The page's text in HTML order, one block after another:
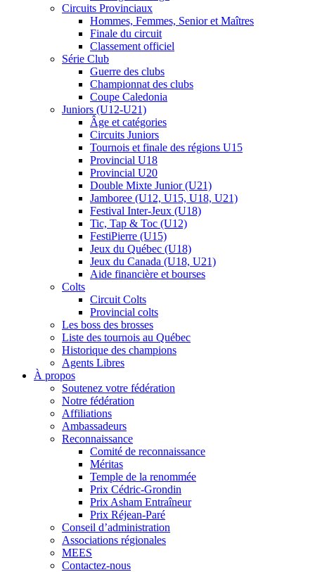
Circuits Provinciaux
Hommes, Femmes, Senior et Maîtres
Finale du circuit
Classement officiel
Série Club
Guerre des clubs
Championnat des clubs
Coupe Caledonia
Juniors (U12-U21)
Âge et catégories
Circuits Juniors
Tournois et finale des régions U15
Provincial U18
Provincial U20
Double Mixte Junior (U21)
Jamboree (U12, U15, U18, U21)
Festival Inter-Jeux (U18)
Tic, Tap & Toc (U12)
FestiPierre (U15)
Jeux du Québec (U18)
Jeux du Canada (U18, U21)
Aide financière et bourses
Colts
Circuit Colts
Provincial colts
Les boss des brosses
Liste des tournois au Québec
Historique des champions
Agents Libres
À propos
Soutenez votre fédération
Notre fédération
Affiliations
Ambassadeurs
Reconnaissance
Comité de reconnaissance
Méritas
Temple de la renommée
Prix Cédric-Grondin
Prix Asham Entraîneur
Prix Réjean-Paré
Conseil d’administration
Associations régionales
MEES
Contactez-nous